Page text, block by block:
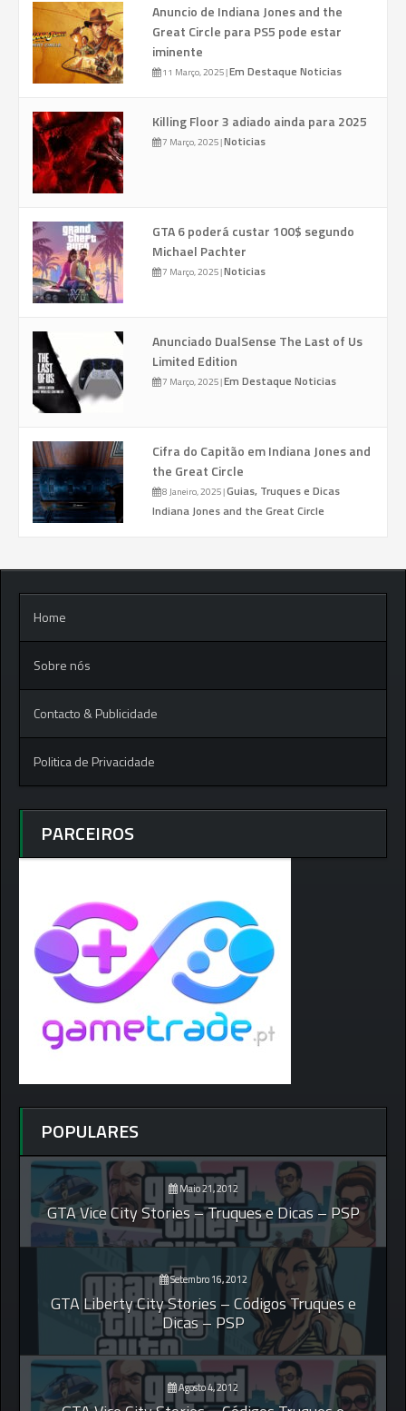
Anuncio de Indiana Jones and the
Great Circle para PS5 pode estar
iminente
11 Março, 2025|Em Destaque Noticias
Killing Floor 3 adiado ainda para 2025
7 Março, 2025|Noticias
GTA 6 poderá custar 100$ segundo
Michael Pachter
7 Março, 2025|Noticias
Anunciado DualSense The Last of Us
Limited Edition
7 Março, 2025|Em Destaque Noticias
Cifra do Capitão em Indiana Jones and
the Great Circle
8 Janeiro, 2025|Guias, Truques e Dicas
Indiana Jones and the Great Circle
Home
Sobre nós
Contacto & Publicidade
Politica de Privacidade
PARCEIROS
POPULARES
Maio 21, 2012
GTA Vice City Stories – Truques e Dicas – PSP
Setembro 16, 2012
GTA Liberty City Stories – Códigos Truques e
Dicas – PSP
Agosto 4, 2012